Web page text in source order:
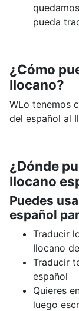
pueda
¿Cómo
Ilocano?
WLo tenemos
del español al
¿Dónde
Ilocano
Puedes
español
Traducir
Ilocano
Traducir
español
Quieres
luego